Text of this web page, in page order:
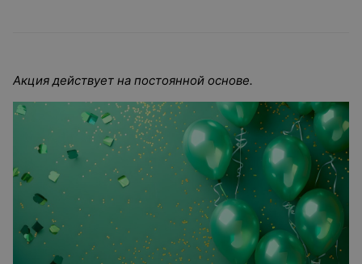
Акция действует на постоянной основе.